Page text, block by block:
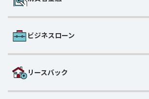
ビジネスローン
リースバック